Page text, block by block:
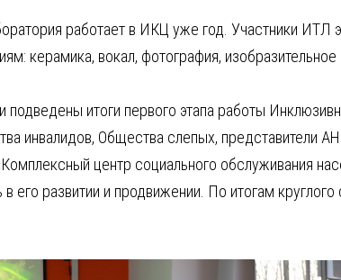
работает в ИКЦ уже год. Участники
керамика, вокал, фотография, изобразительное
подведены итоги первого этапа работы
инвалидов, Общества слепых, представители
центр социального обслуживания
в его развитии и продвижении. По итогам